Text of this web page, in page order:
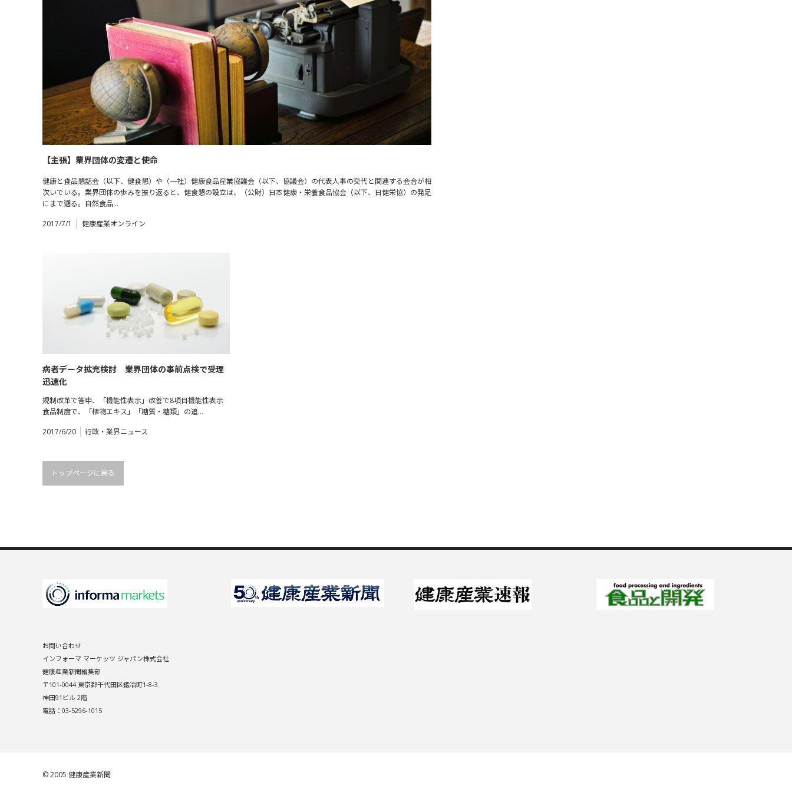
【主張】業界団体の変遷と使命
健康と食品懇話会（以下、健食懇）や（一社）健康食品産業協議会（以下、協議会）の代表人事の交代と関連する会合が相
次いでいる。業界団体の歩みを振り返ると、健食懇の設立は、（公財）日本健康・栄養食品協会（以下、日健栄協）の発足
にまで遡る。自然食品…
2017/7/1
健康産業オンライン
病者データ拡充検討 業界団体の事前点検で受理
迅速化
規制改革で答申、「機能性表示」改善で8項目機能性表示
食品制度で、「植物エキス」「糖質・糖類」の追…
2017/6/20
行政・業界ニュース
トップページに戻る
お問い合わせ
インフォーマ マーケッツ ジャパン株式会社
健康産業新聞編集部
〒101-0044 東京都千代田区鍛冶町1-8-3
神田91ビル 2階
電話：03-5296-1015
© 2005 健康産業新聞